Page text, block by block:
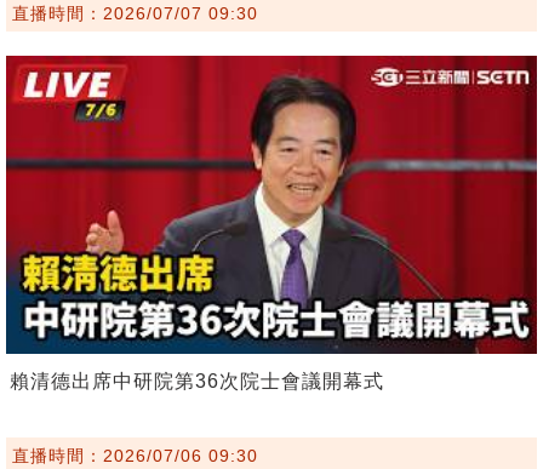
直播時間：2026/07/07 09:30
賴清德出席中研院第36次院士會議開幕式
直播時間：2026/07/06 09:30